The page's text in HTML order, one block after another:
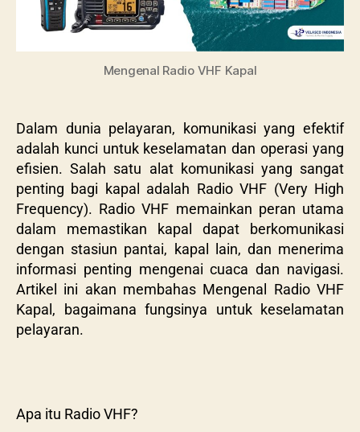
Mengenal Radio VHF Kapal
Dalam dunia pelayaran, komunikasi yang efektif
adalah kunci untuk keselamatan dan operasi yang
efisien. Salah satu alat komunikasi yang sangat
penting bagi kapal adalah Radio VHF (Very High
Frequency). Radio VHF memainkan peran utama
dalam memastikan kapal dapat berkomunikasi
dengan stasiun pantai, kapal lain, dan menerima
informasi penting mengenai cuaca dan navigasi.
Artikel ini akan membahas Mengenal Radio VHF
Kapal, bagaimana fungsinya untuk keselamatan
pelayaran.
Apa itu Radio VHF?